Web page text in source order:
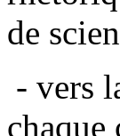
de
- vers